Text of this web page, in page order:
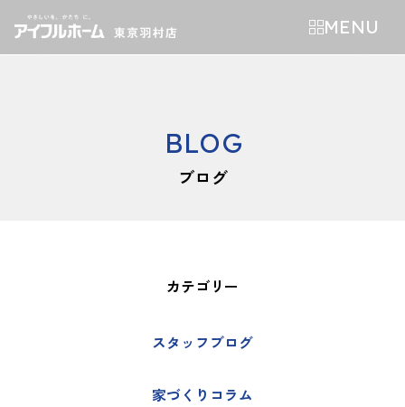
MENU
BLOG
ブログ
カテゴリー
スタッフブログ
家づくりコラム